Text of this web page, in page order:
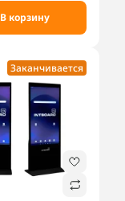
В корзину
Заканчивается